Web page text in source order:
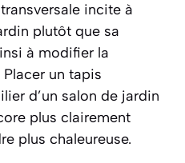
incite à
plutôt que sa
à modifier la
un tapis
d’un salon de jardin
plus clairement
plus chaleureuse.